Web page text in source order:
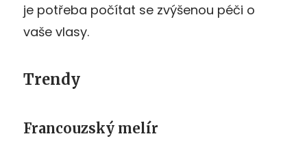
je potřeba počítat se zvýšenou péči o
vaše vlasy.
Trendy
Francouzský melír